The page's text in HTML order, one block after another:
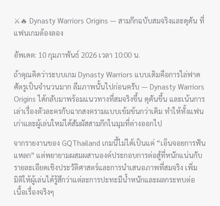
⚔️🔥 Dynasty Warriors Origins — สามก๊กฉบับสมจริงและดุดัน ที่
แฟนเกมต้องลอง
อัพเดต: 10 กุมภาพันธ์ 2026 เวลา 10:00 น.
ถ้าคุณคิดว่าระบบเกม Dynasty Warriors แบบเดิมคือการไล่ฟาด
ศัตรูเป็นจำนวนมาก ลืมภาพนั้นไปก่อนครับ — Dynasty Warriors
Origins ได้กลับมาพร้อมแนวทางที่สมจริงขึ้น ดุดันขึ้น และเน้นการ
เล่าเรื่องตัวละครกับฉากสงครามแบบเข้มข้นกว่าเดิม ทำให้ทั้งแฟน
เก่าและผู้เล่นใหม่ได้สัมผัสสามก๊กในมุมที่ต่างออกไป
จากรายงานของ GQThailand เกมนี้ไม่ได้เป็นแค่ “เอ็นจอยการฟัน
แหลก” แต่พยายามผสมผสานองค์ประกอบการต่อสู้ที่หนักแน่นกับ
รายละเอียดเชิงประวัติศาสตร์และการนำเสนอภาพที่สมจริง เพิ่ม
มิติให้ผู้เล่นได้รู้สึกว่าแต่ละการปะทะมีน้ำหนักและผลกระทบต่อ
เนื้อเรื่องจริงๆ